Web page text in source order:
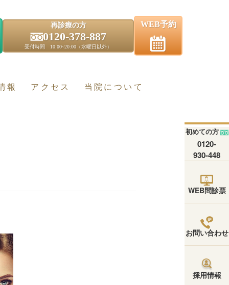
再診療の方
0120-378-887
受付時間 10:00~20:00（水曜日以外）
WEB予約
初めての方
0120-
930-448
WEB問診票
お問い合わせ
採用情報
報 アクセス 当院について